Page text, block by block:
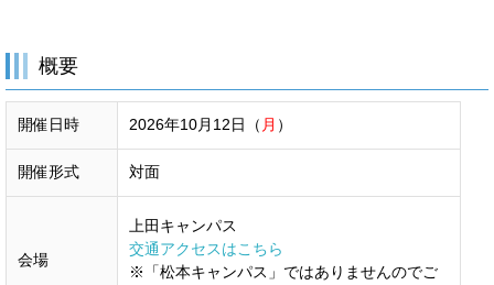
概要
開催日時 2026年10月12日（ 月 ）
開催形式 対面
会場
上田キャンパス
交通アクセスはこちら
※「松本キャンパス」ではありませんのでご